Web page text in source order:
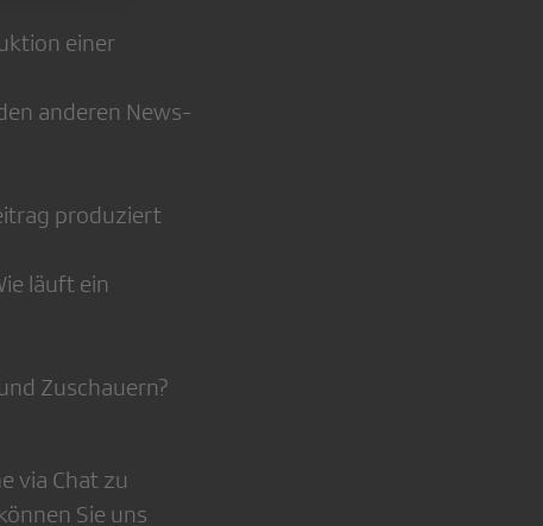
einer
anderen News-
produziert
läuft ein
Zuschauern?
via Chat zu
Sie uns